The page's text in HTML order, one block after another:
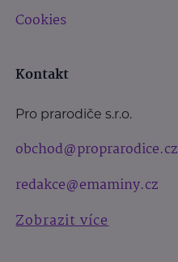
Cookies
Kontakt
Pro prarodiče s.r.o.
obchod@proprarodice.cz
redakce@emaminy.cz
Zobrazit více